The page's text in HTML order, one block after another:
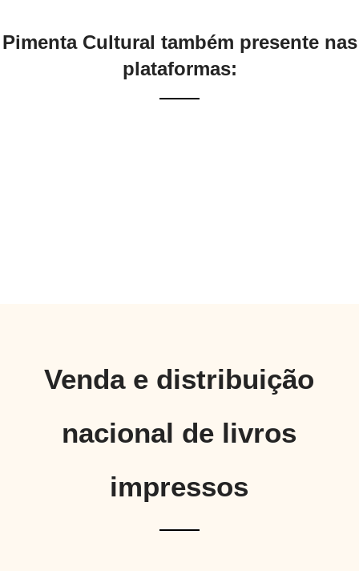
Pimenta Cultural também presente nas
plataformas:
Venda e distribuição
nacional de livros
impressos